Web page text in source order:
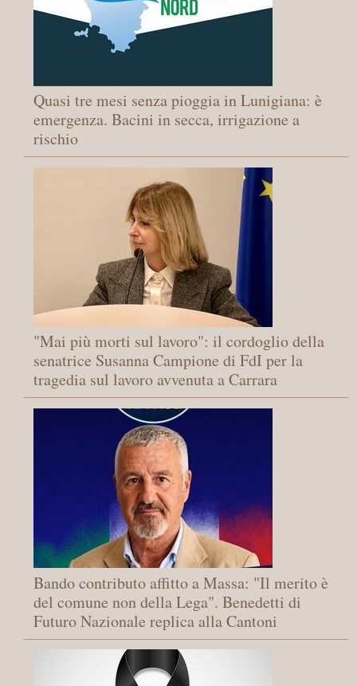
Quasi tre mesi senza pioggia in Lunigiana: è
emergenza. Bacini in secca, irrigazione a
rischio
"Mai più morti sul lavoro": il cordoglio della
senatrice Susanna Campione di FdI per la
tragedia sul lavoro avvenuta a Carrara
Bando contributo affitto a Massa: "Il merito è
del comune non della Lega". Benedetti di
Futuro Nazionale replica alla Cantoni